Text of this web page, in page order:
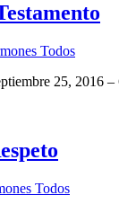
Todos
25,
Todos